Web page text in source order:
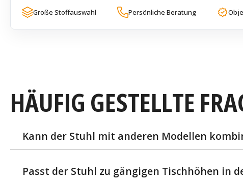
Große Stoffauswahl Persönliche Beratung
HÄUFIG GESTELLTE
Kann der Stuhl mit anderen Modellen
Passt der Stuhl zu gängigen Tischhöhen in